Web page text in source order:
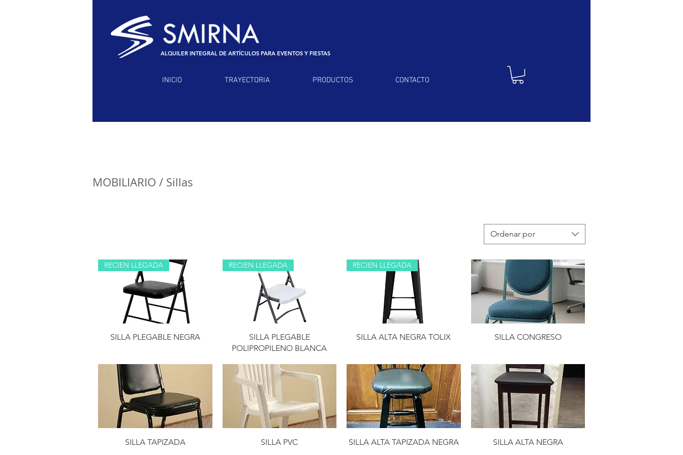
ALQUILER INTEGRAL DE ARTÍCULOS PARA EVENTOS Y FIESTAS
INICIO TRAYECTORIA PRODUCTOS CONTACTO
MOBILIARIO / Sillas
Ordenar por
RECIEN LLEGADA
SILLA PLEGABLE NEGRA
RECIEN LLEGADA
SILLA PLEGABLE
POLIPROPILENO BLANCA
RECIEN LLEGADA
SILLA ALTA NEGRA TOLIX SILLA CONGRESO
SILLA TAPIZADA SILLA PVC SILLA ALTA TAPIZADA NEGRA SILLA ALTA NEGRA